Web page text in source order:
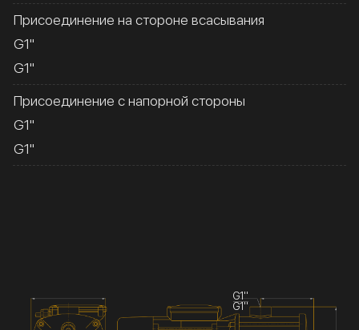
Присоединение на стороне всасывания
G1''
G1''
Присоединение с напорной стороны
G1''
G1''
G1''
G1''